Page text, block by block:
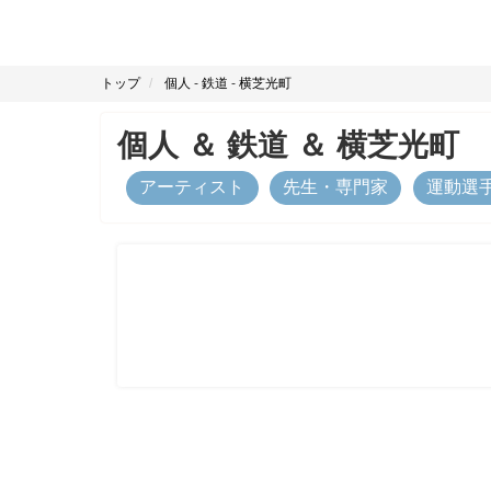
トップ 個人 - 鉄道 - 横芝光町
個人 ＆ 鉄道 ＆ 横芝光町
アーティスト 先生・専門家 運動選